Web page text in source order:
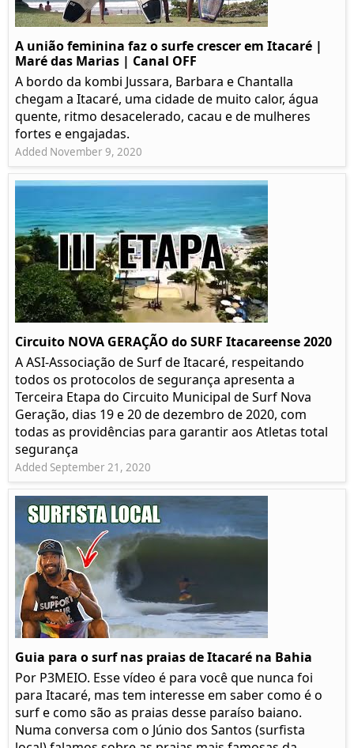
A união feminina faz o surfe crescer em Itacaré |
Maré das Marias | Canal OFF
A bordo da kombi Jussara, Barbara e Chantalla
chegam a Itacaré, uma cidade de muito calor, água
quente, ritmo desacelerado, cacau e de mulheres
fortes e engajadas.
Added November 9, 2020
Circuito NOVA GERAÇÃO do SURF Itacareense 2020
A ASI-Associação de Surf de Itacaré, respeitando
todos os protocolos de segurança apresenta a
Terceira Etapa do Circuito Municipal de Surf Nova
Geração, dias 19 e 20 de dezembro de 2020, com
todas as providências para garantir aos Atletas total
segurança
Added September 21, 2020
Guia para o surf nas praias de Itacaré na Bahia
Por P3MEIO. Esse vídeo é para você que nunca foi
para Itacaré, mas tem interesse em saber como é o
surf e como são as praias desse paraíso baiano.
Numa conversa com o Júnio dos Santos (surfista